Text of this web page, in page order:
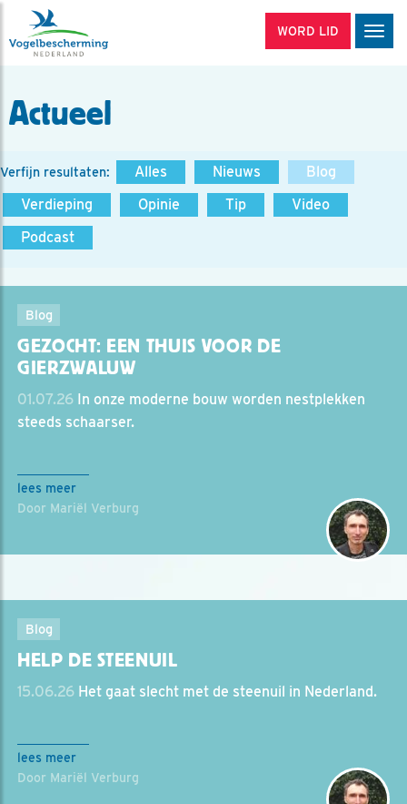
WORD LID
Actueel
Verfijn resultaten: Alles Nieuws
Blog
Verdieping
Opinie Tip
Video
Podcast
Blog
GEZOCHT: EEN THUIS VOOR DE
GIERZWALUW
01.07.26 In onze moderne bouw worden nestplekken
steeds schaarser.
lees meer
Door Mariël Verburg
Blog
HELP DE STEENUIL
15.06.26 Het gaat slecht met de steenuil in Nederland.
lees meer
Door Mariël Verburg